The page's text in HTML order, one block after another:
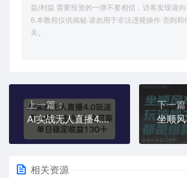
益/利益 需要投资的一律不要相信，访客发现请向
6.本教程仅供揭秘 请勿用于非法违规操作 否则和
关。
上一篇：
AI实战无人直播4.0玩法， 不违规不封号，单日稳定收益130+
下一
相关资源